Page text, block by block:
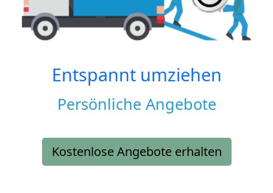
Entspannt umziehen
Persönliche Angebote
Kostenlose Angebote erhalten